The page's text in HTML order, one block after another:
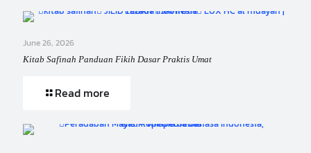
June 26, 2026
Kitab Safinah Panduan Fikih Dasar Praktis Umat
Read more